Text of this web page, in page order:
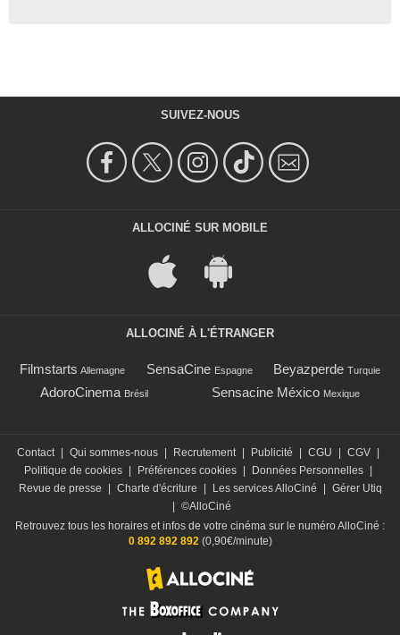
SUIVEZ-NOUS
ALLOCINÉ SUR MOBILE
ALLOCINÉ À L'ÉTRANGER
Filmstarts Allemagne SensaCine Espagne Beyazperde Turquie
AdoroCinema Brésil Sensacine México Mexique
Contact Qui sommes-nous Recrutement Publicité CGU CGV
Politique de cookies
Préférences cookies Données Personnelles
Revue de presse
Charte d'écriture Les services AlloCiné
Gérer Utiq
©AlloCiné
Retrouvez tous les horaires et infos de votre cinéma sur le numéro AlloCiné :
0 892 892 892(0,90€/minute)